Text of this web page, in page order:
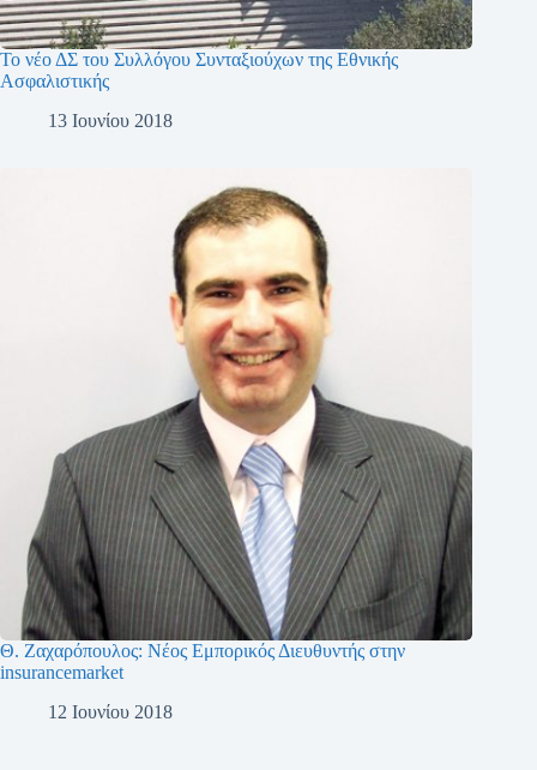
Το νέο ΔΣ του Συλλόγου Συνταξιούχων της Εθνικής
Ασφαλιστικής
13 Ιουνίου 2018
Θ. Ζαχαρόπουλος: Νέος Εμπορικός Διευθυντής στην
insurancemarket
12 Ιουνίου 2018